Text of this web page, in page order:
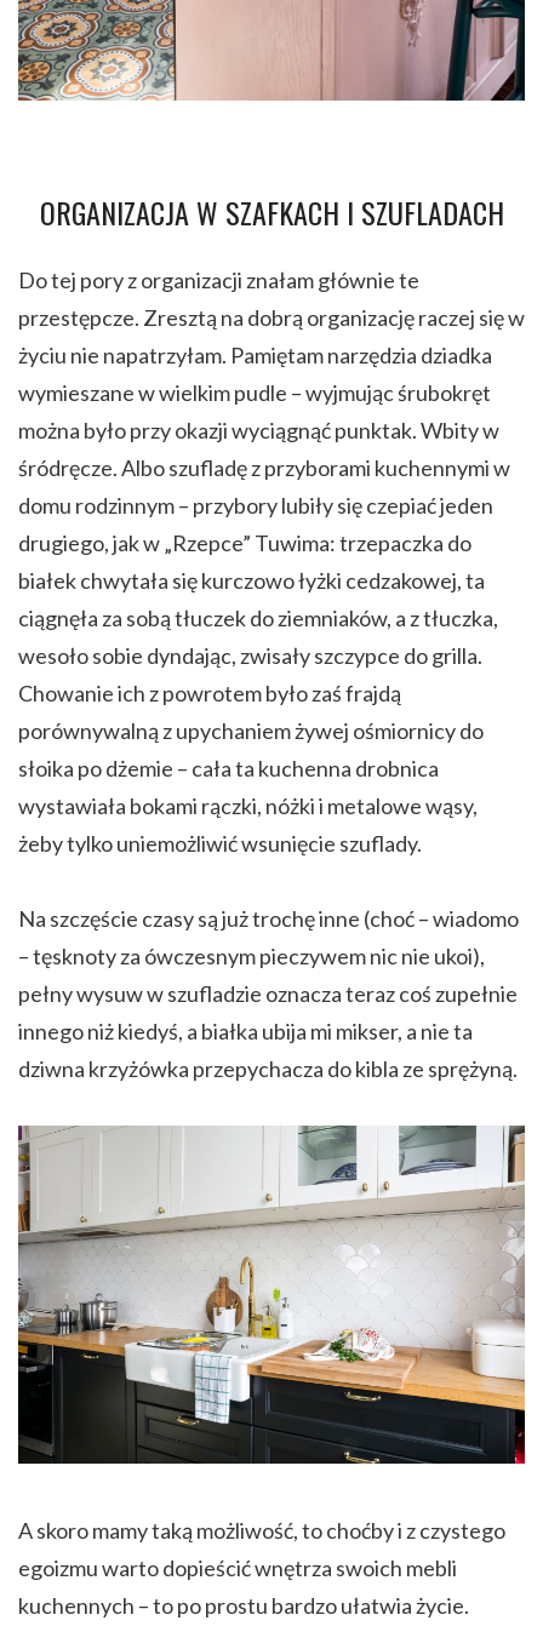
ORGANIZACJA W SZAFKACH I SZUFLADACH
Do tej pory z organizacji znałam głównie te
przestępcze. Zresztą na dobrą organizację raczej się w
życiu nie napatrzyłam. Pamiętam narzędzia dziadka
wymieszane w wielkim pudle – wyjmując śrubokręt
można było przy okazji wyciągnąć punktak. Wbity w
śródręcze. Albo szufladę z przyborami kuchennymi w
domu rodzinnym – przybory lubiły się czepiać jeden
drugiego, jak w „Rzepce” Tuwima: trzepaczka do
białek chwytała się kurczowo łyżki cedzakowej, ta
ciągnęła za sobą tłuczek do ziemniaków, a z tłuczka,
wesoło sobie dyndając, zwisały szczypce do grilla.
Chowanie ich z powrotem było zaś frajdą
porównywalną z upychaniem żywej ośmiornicy do
słoika po dżemie – cała ta kuchenna drobnica
wystawiała bokami rączki, nóżki i metalowe wąsy,
żeby tylko uniemożliwić wsunięcie szuflady.
Na szczęście czasy są już trochę inne (choć – wiadomo
– tęsknoty za ówczesnym pieczywem nic nie ukoi),
pełny wysuw w szufladzie oznacza teraz coś zupełnie
innego niż kiedyś, a białka ubija mi mikser, a nie ta
dziwna krzyżówka przepychacza do kibla ze sprężyną.
A skoro mamy taką możliwość, to choćby i z czystego
egoizmu warto dopieścić wnętrza swoich mebli
kuchennych – to po prostu bardzo ułatwia życie.